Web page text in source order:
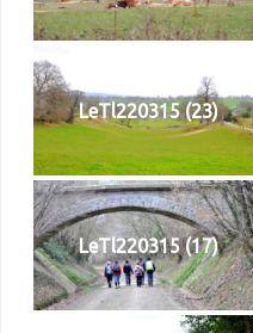
LeTl220315 (23)
LeTl220315 (17)